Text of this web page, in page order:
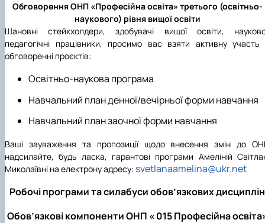
Обговорення ОНП «Професійна освіта» третього (освітньо-
наукового) рівня вищої освіти
Шановні стейкхолдери, здобувачі вищої освіти,
педагогічні працівники, просимо вас взяти активну участь
обговоренні проєктів:
Освітньо-наукова програма
Навчальний план денної/вечірньої форми навчання
Навчальний план заочної форми навчання
Ваші зауваження та пропозиції щодо внесення змін до
надсилайте, будь ласка, гарантові програми Амеліній
Миколаївні на електрону адресу: svetlanaamelina@ukr.net
Робочі програми та силабуси обов’язкових дисциплін
Обов’язкові компоненти ОНП « 015 Професійна